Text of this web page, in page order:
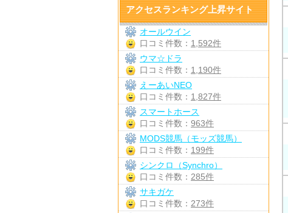
アクセスランキング上昇サイト
オールウイン
口コミ件数： 1,592件
ウマ☆ドラ
口コミ件数： 1,190件
えーあいNEO
口コミ件数： 1,827件
スマートホース
口コミ件数： 963件
MODS競馬（モッズ競馬）
口コミ件数： 199件
シンクロ（Synchro）
口コミ件数： 285件
サキガケ
口コミ件数： 273件